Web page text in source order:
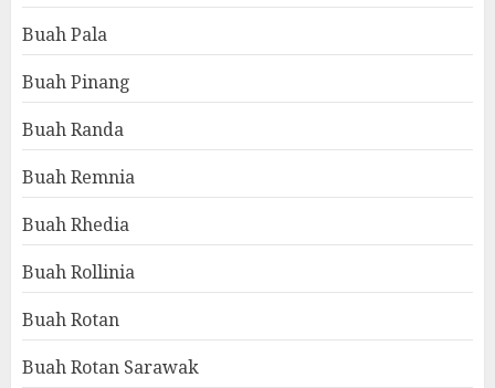
Buah Pala
Buah Pinang
Buah Randa
Buah Remnia
Buah Rhedia
Buah Rollinia
Buah Rotan
Buah Rotan Sarawak